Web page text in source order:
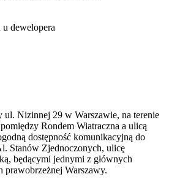
dewelopera
ul. Nizinnej 29 w Warszawie, na terenie
Rondem Wiatraczna a ulicą
dostępność komunikacyjną do
Stanów Zjednoczonych, ulicę
będącymi jednymi z głównych
Warszawy.